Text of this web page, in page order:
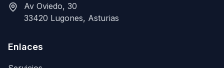
Av Oviedo, 30
33420 Lugones, Asturias
Enlaces